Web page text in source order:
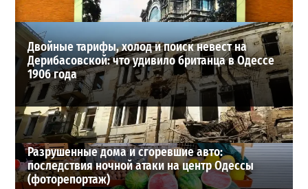
ВИБОР РЕДАКЦИИ
Двойные тарифы, холод и поиск невест на
Дерибасовской: что удивило британца в Одессе
1906 года
Разрушенные дома и сгоревшие авто:
последствия ночной атаки на центр Одессы
(фоторепортаж)